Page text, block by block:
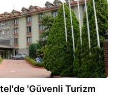
'Güvenli Turizm